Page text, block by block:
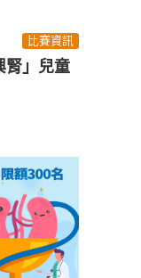
比賽資訊
腎」兒童